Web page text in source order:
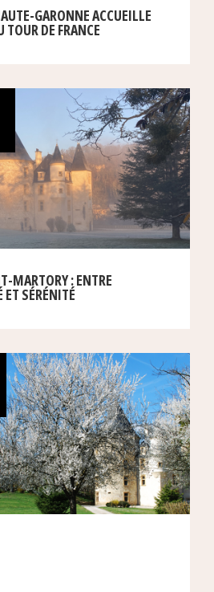
GARONNE ACCUEILLE
TOUR DE FRANCE
MARTORY : ENTRE
SÉRÉNITÉ